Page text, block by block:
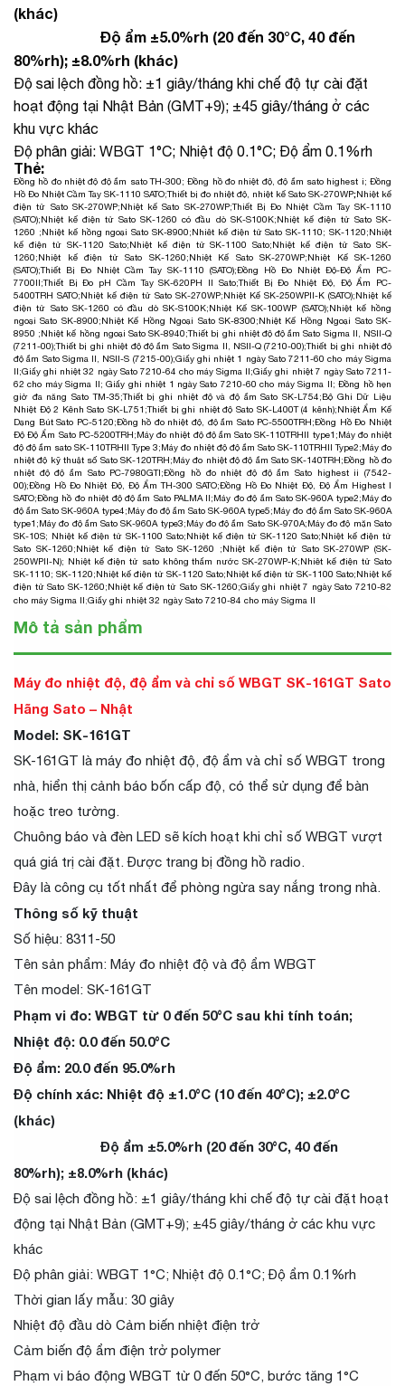
(khác)
Độ ẩm ±5.0%rh (20 đến 30°C, 40 đến
80%rh); ±8.0%rh (khác)
Độ sai lệch đồng hồ: ±1 giây/tháng khi chế độ tự cài đặt
hoạt động tại Nhật Bản (GMT+9); ±45 giây/tháng ở các
khu vực khác
Độ phân giải: WBGT 1°C; Nhiệt độ 0.1°C; Độ ẩm 0.1%rh
Thẻ:
Đồng hồ đo nhiệt độ độ ẩm sato TH-300;Đồng hồ đo nhiệt độ, độ ẩm sato highest i;Đồng
Hồ Đo Nhiệt Cầm Tay SK-1110 SATO;Thiết bị đo nhiệt độ, nhiệt kế Sato SK-270WP;Nhiệt kế
điện tử Sato SK-270WP;Nhiệt kế Sato SK-270WP;Thiết Bị Đo Nhiệt Cầm Tay SK-1110
(SATO);Nhiệt kế điện tử Sato SK-1260 có đầu dò SK-S100K;Nhiệt kế điện tử Sato SK-
1260 ;Nhiệt kế hồng ngoại Sato SK-8900;Nhiêt kế điện tử Sato SK-1110; SK-1120;Nhiệt
kế điện tử SK-1120 Sato;Nhiệt kế điện tử SK-1100 Sato;Nhiệt kế điện tử Sato SK-
1260;Nhiệt kế điện tử Sato SK-1260;Nhiệt Kế Sato SK-270WP;Nhiệt Kế SK-1260
(SATO);Thiết Bị Đo Nhiệt Cầm Tay SK-1110 (SATO);Đồng Hồ Đo Nhiệt Độ-Độ Ẩm PC-
7700II;Thiết Bị Đo pH Cầm Tay SK-620PH II Sato;Thiết Bị Đo Nhiệt Độ, Độ Ẩm PC-
5400TRH SATO;Nhiệt kế điện tử Sato SK-270WP;Nhiệt Kế SK-250WPII-K (SATO);Nhiệt kế
điện tử Sato SK-1260 có đầu dò SK-S100K;Nhiệt Kế SK-100WP (SATO);Nhiệt kế hồng
ngoại Sato SK-8900;Nhiệt Kế Hồng Ngoại Sato SK-8300;Nhiệt Kế Hồng Ngoại Sato SK-
8950 ;Nhiệt kế hồng ngoại Sato SK-8940;Thiết bị ghi nhiệt độ độ ẩm Sato Sigma II, NSII-Q
(7211-00);Thiết bị ghi nhiệt độ độ ẩm Sato Sigma II, NSII-Q (7210-00);Thiết bị ghi nhiệt độ
độ ẩm Sato Sigma II, NSII-S (7215-00);Giấy ghi nhiệt 1 ngày Sato 7211-60 cho máy Sigma
II;Giấy ghi nhiệt 32 ngày Sato 7210-64 cho máy Sigma II;Giấy ghi nhiệt 7 ngày Sato 7211-
62 cho máy Sigma II;Giấy ghi nhiệt 1 ngày Sato 7210-60 cho máy Sigma II;Đồng hồ hẹn
giờ đa năng Sato TM-35;Thiết bị ghi nhiệt độ và độ ẩm Sato SK-L754;Bộ Ghi Dữ Liệu
Nhiệt Độ 2 Kênh Sato SK-L751 ;Thiết bị ghi nhiệt độ Sato SK-L400T (4 kênh);Nhiệt Ẩm Kế
Dạng Bút Sato PC-5120;Đồng hồ đo nhiệt độ, độ ẩm Sato PC-5500TRH;Đồng Hồ Đo Nhiệt
Độ Độ Ẩm Sato PC-5200TRH;Máy đo nhiệt độ độ ẩm Sato SK-110TRHII type1 ;Máy đo nhiệt
độ độ ẩm sato SK-110TRHII Type 3;Máy đo nhiệt độ độ ẩm Sato SK-110TRHII Type2;Máy đo
nhiệt độ kỹ thuật số Sato SK-120TRH;Máy đo nhiệt độ độ ẩm Sato SK-140TRH;Đồng hồ đo
nhiệt độ độ ẩm Sato PC-7980GTI;Đồng hồ đo nhiệt độ độ ẩm Sato highest ii (7542-
00);Đồng Hồ Đo Nhiệt Độ, Độ Ẩm TH-300 SATO;Đồng Hồ Đo Nhiệt Độ, Độ Ẩm Highest I
SATO;Đồng hồ đo nhiệt độ độ ẩm Sato PALMA II;Máy đo độ ẩm Sato SK-960A type2;Máy đo
độ ẩm Sato SK-960A type4;Máy đo độ ẩm Sato SK-960A type5;Máy đo độ ẩm Sato SK-960A
type1 ;Máy đo độ ẩm Sato SK-960A type3;Máy đo độ ẩm Sato SK-970A;Máy đo độ mặn Sato
SK-10S; Nhiệt kế điện tử SK-1100 Sato;Nhiệt kế điện tử SK-1120 Sato;Nhiệt kế điện tử
Sato SK-1260;Nhiệt kế điện tử Sato SK-1260 ;Nhiệt kế điện tử Sato SK-270WP (SK-
250WPII-N); Nhiệt kế điện tử sato không thấm nước SK-270WP-K;Nhiêt kế điện tử Sato
SK-1110; SK-1120;Nhiệt kế điện tử SK-1120 Sato;Nhiệt kế điện tử SK-1100 Sato;Nhiệt kế
điện tử Sato SK-1260;Nhiệt kế điện tử Sato SK-1260;Giấy ghi nhiệt 7 ngày Sato 7210-82
cho máy Sigma II;Giấy ghi nhiệt 32 ngày Sato 7210-84 cho máy Sigma II
Mô tả sản phẩm
Máy đo nhiệt độ, độ ẩm và chỉ số WBGT SK-161GT Sato
Hãng Sato – Nhật
Model: SK-161GT
SK-161GT là máy đo nhiệt độ, độ ẩm và chỉ số WBGT trong
nhà, hiển thị cảnh báo bốn cấp độ, có thể sử dụng để bàn
hoặc treo tường.
Chuông báo và đèn LED sẽ kích hoạt khi chỉ số WBGT vượt
quá giá trị cài đặt. Được trang bị đồng hồ radio.
Đây là công cụ tốt nhất để phòng ngừa say nắng trong nhà.
Thông số kỹ thuật
Số hiệu: 8311-50
Tên sản phẩm: Máy đo nhiệt độ và độ ẩm WBGT
Tên model: SK-161GT
Phạm vi đo: WBGT từ 0 đến 50°C sau khi tính toán;
Nhiệt độ: 0.0 đến 50.0°C
Độ ẩm: 20.0 đến 95.0%rh
Độ chính xác: Nhiệt độ ±1.0°C (10 đến 40°C); ±2.0°C
(khác)
Độ ẩm ±5.0%rh (20 đến 30°C, 40 đến
80%rh); ±8.0%rh (khác)
Độ sai lệch đồng hồ: ±1 giây/tháng khi chế độ tự cài đặt hoạt
động tại Nhật Bản (GMT+9); ±45 giây/tháng ở các khu vực
khác
Độ phân giải: WBGT 1°C; Nhiệt độ 0.1°C; Độ ẩm 0.1%rh
Thời gian lấy mẫu: 30 giây
Nhiệt độ đầu dò Cảm biến nhiệt điện trở
Cảm biến độ ẩm điện trở polymer
Phạm vi báo động WBGT từ 0 đến 50°C, bước tăng 1°C